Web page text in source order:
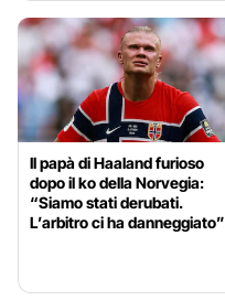
Il papà di Haaland furioso
dopo il ko della Norvegia:
“Siamo stati derubati.
L’arbitro ci ha danneggiato”